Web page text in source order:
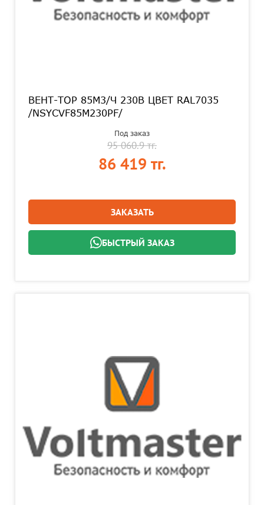
ВЕНТ-ТОР 85M3/Ч 230В ЦВЕТ RAL7035
/NSYCVF85M230PF/
Под заказ
95 060.9 тг.
86 419 тг.
ЗАКАЗАТЬ
БЫСТРЫЙ ЗАКАЗ